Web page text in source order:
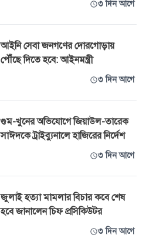
৩ দিন আগে
আইনি সেবা জনগণের দোরগোড়ায়
পৌঁছে দিতে হবে: আইনমন্ত্রী
৩ দিন আগে
গুম-খুনের অভিযোগে জিয়াউল-তারেক
সাঈদকে ট্রাইব্যুনালে হাজিরের নির্দেশ
৩ দিন আগে
জুলাই হত্যা মামলার বিচার কবে শেষ
হবে জানালেন চিফ প্রসিকিউটর
৩ দিন আগে